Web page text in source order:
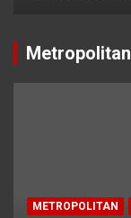
Metropolitan
METROPOLITAN